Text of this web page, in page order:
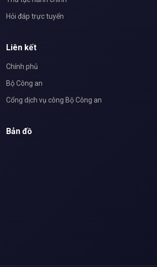
Hỏi đáp trực tuyến
Liên kết
Chính phủ
Bộ Công an
Cổng dịch vụ công Bộ Công an
Bản đồ